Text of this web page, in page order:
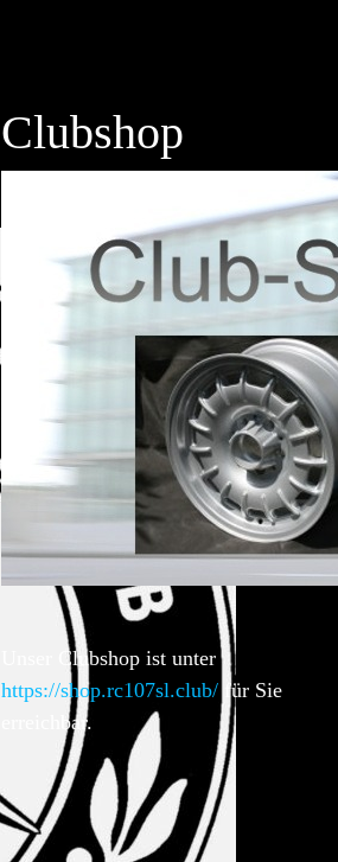
Clubshop
Unser Clubshop ist unter
https://shop.rc107sl.club/ für Sie
erreichbar.